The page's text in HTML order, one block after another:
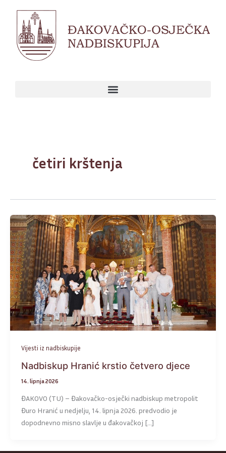
content
četiri krštenja
Vijesti iz nadbiskupije
Nadbiskup Hranić krstio četvero djece
14. lipnja 2026
ĐAKOVO (TU) – Đakovačko-osječki nadbiskup metropolit
Đuro Hranić u nedjelju, 14. lipnja 2026. predvodio je
dopodnevno misno slavlje u đakovačkoj […]